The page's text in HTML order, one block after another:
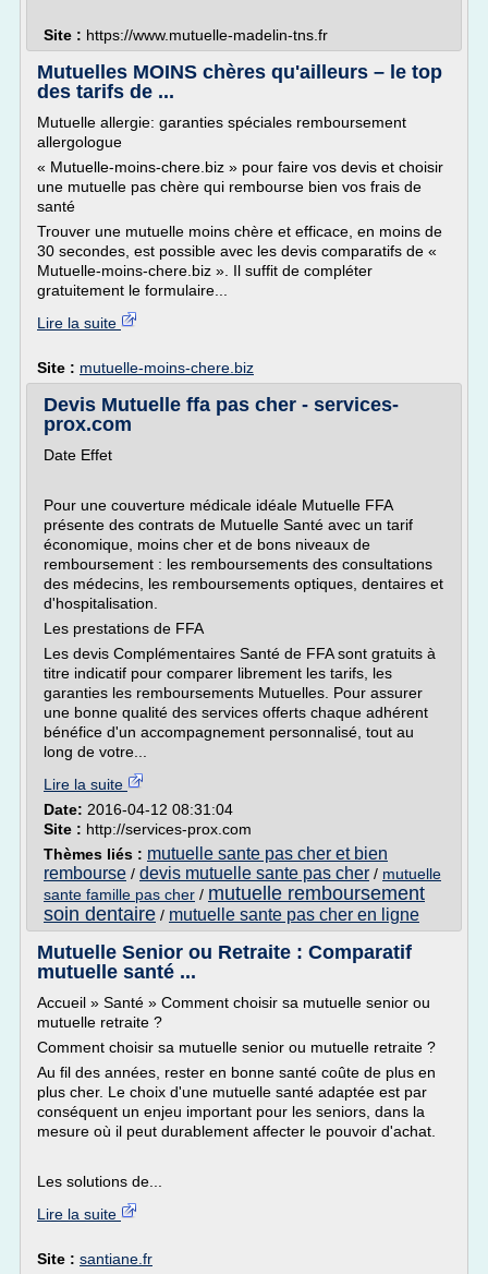
Site : https://www.mutuelle-madelin-tns.fr
Mutuelles MOINS chères qu'ailleurs – le top
des tarifs de ...
Mutuelle allergie: garanties spéciales remboursement
allergologue
« Mutuelle-moins-chere.biz » pour faire vos devis et choisir
une mutuelle pas chère qui rembourse bien vos frais de
santé
Trouver une mutuelle moins chère et efficace, en moins de
30 secondes, est possible avec les devis comparatifs de «
Mutuelle-moins-chere.biz ». Il suffit de compléter
gratuitement le formulaire...
Lire la suite
Site : mutuelle-moins-chere.biz
Devis Mutuelle ffa pas cher - services-
prox.com
Date Effet
Pour une couverture médicale idéale Mutuelle FFA
présente des contrats de Mutuelle Santé avec un tarif
économique, moins cher et de bons niveaux de
remboursement : les remboursements des consultations
des médecins, les remboursements optiques, dentaires et
d'hospitalisation.
Les prestations de FFA
Les devis Complémentaires Santé de FFA sont gratuits à
titre indicatif pour comparer librement les tarifs, les
garanties les remboursements Mutuelles. Pour assurer
une bonne qualité des services offerts chaque adhérent
bénéfice d'un accompagnement personnalisé, tout au
long de votre...
Lire la suite
Date: 2016-04-12 08:31:04
Site : http://services-prox.com
Thèmes liés : mutuelle sante pas cher et bien
rembourse / devis mutuelle sante pas cher / mutuelle
sante famille pas cher / mutuelle remboursement
soin dentaire / mutuelle sante pas cher en ligne
Mutuelle Senior ou Retraite : Comparatif
mutuelle santé ...
Accueil » Santé » Comment choisir sa mutuelle senior ou
mutuelle retraite ?
Comment choisir sa mutuelle senior ou mutuelle retraite ?
Au fil des années, rester en bonne santé coûte de plus en
plus cher. Le choix d'une mutuelle santé adaptée est par
conséquent un enjeu important pour les seniors, dans la
mesure où il peut durablement affecter le pouvoir d'achat.
Les solutions de...
Lire la suite
Site : santiane.fr